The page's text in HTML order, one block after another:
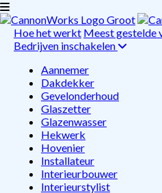
Hoe het werkt Meest gestelde
Bedrijven inschakelen
Aannemer
Dakdekker
Gevelonderhoud
Glaszetter
Glazenwasser
Hekwerk
Hovenier
Installateur
Interieurbouwer
Interieurstylist